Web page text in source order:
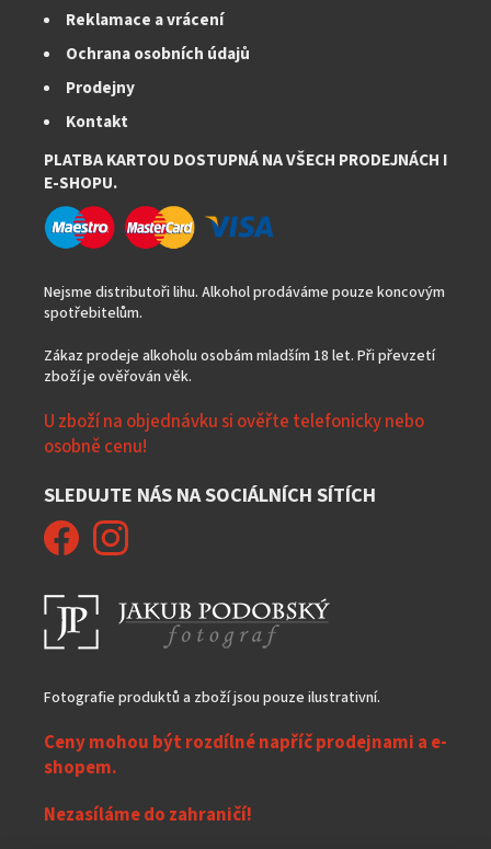
i
s
Reklamace a vrácení
Ochrana osobních údajů
Prodejny
Kontakt
PLATBA KARTOU DOSTUPNÁ NA VŠECH PRODEJNÁCH I
E-SHOPU.
Nejsme distributoři lihu. Alkohol prodáváme pouze koncovým
spotřebitelům.
Zákaz prodeje alkoholu osobám mladším 18 let. Při převzetí
zboží je ověřován věk.
U zboží na objednávku si ověřte telefonicky nebo
osobně cenu!
SLEDUJTE NÁS NA SOCIÁLNÍCH SÍTÍCH
Fotografie produktů a zboží jsou pouze ilustrativní.
Ceny mohou být rozdílné napříč prodejnami a e-
shopem.
Nezasíláme do zahraničí!